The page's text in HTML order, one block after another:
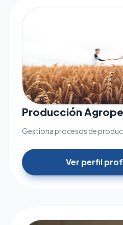
Producción
Gestiona procesos de
Ver perfil